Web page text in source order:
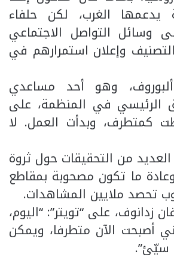
يدعمها الغرب، لكن حلفاء
وسائل التواصل الاجتماعي
وإعلان استمرارهم في
وهو أحد مساعدي
الرئيسي في المنظمة، على
كمتطرف، وبدأت العمل. لا
من التحقيقات حول ثروة
ما تكون مصحوبة بمقاطع
تحصد ملايين المشاهدات.
زدانوف، على “تويتر”: “اليوم،
أصبحت الآن متطرفا، ويمكن
سيّئ”.